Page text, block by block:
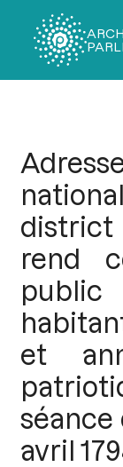
rend
et
séance
avril